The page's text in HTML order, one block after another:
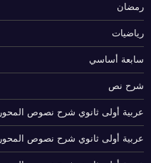
رمضان
رياضيات
سابعة أساسي
شرح نص
عربية أولى ثانوي شرح نصوص المحور
عربية أولى ثانوي شرح نصوص